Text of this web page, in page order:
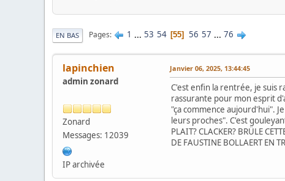
EN BAS Pages 1 ... 53 54 55 56 57 ... 76
lapinchien
admin zonard
Zonard
Messages: 12039
IP archivée
Janvier 06, 2025, 13:44:45
C'est enfin la rentrée, je suis
rassurante pour mon esprit
"ça commence aujourd'hui".
leurs proches". C'est
PLAIT? CLACKER? BRÜLE
DE FAUSTINE BOLLAERT EN